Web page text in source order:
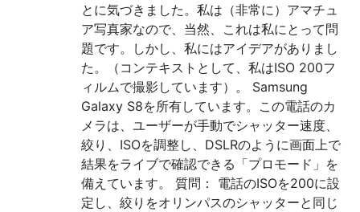
とに気づきました。私は（非常に）アマチュ
ア写真家なので、当然、これは私にとって問
題です。しかし、私にはアイデアがありまし
た。（コンテキストとして、私はISO 200フ
ィルムで撮影しています）。 Samsung
Galaxy S8を所有しています。この電話のカ
メラは、ユーザーが手動でシャッター速度、
絞り、ISOを調整し、DSLRのように画面上で
結果をライブで確認できる「プロモード」を
備えています。 質問： 電話のISOを200に設
定し、絞りをオリンパスのシャッターと同じ